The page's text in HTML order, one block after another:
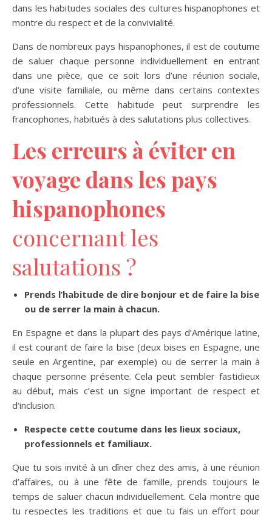
dans les habitudes sociales des cultures hispanophones et
montre du respect et de la convivialité.
Dans de nombreux pays hispanophones, il est de coutume
de saluer chaque personne individuellement en entrant
dans une pièce, que ce soit lors d’une réunion sociale,
d’une visite familiale, ou même dans certains contextes
professionnels. Cette habitude peut surprendre les
francophones, habitués à des salutations plus collectives.
Les erreurs à éviter en
voyage dans les pays
hispanophones
concernant les
salutations ?
Prends l’habitude de dire bonjour et de faire la bise
ou de serrer la main à chacun.
En Espagne et dans la plupart des pays d’Amérique latine,
il est courant de faire la bise (deux bises en Espagne, une
seule en Argentine, par exemple) ou de serrer la main à
chaque personne présente. Cela peut sembler fastidieux
au début, mais c’est un signe important de respect et
d’inclusion.
Respecte cette coutume dans les lieux sociaux,
professionnels et familiaux.
Que tu sois invité à un dîner chez des amis, à une réunion
d’affaires, ou à une fête de famille, prends toujours le
temps de saluer chacun individuellement. Cela montre que
tu respectes les traditions et que tu fais un effort pour